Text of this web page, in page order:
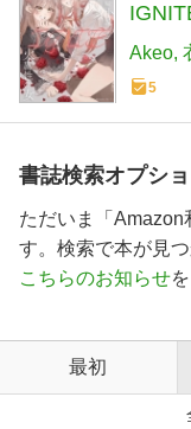
Akeo
5
書誌検索オプシ
ただいま「Amazon
す。検索で本が見
こちらのお知らせ
最初